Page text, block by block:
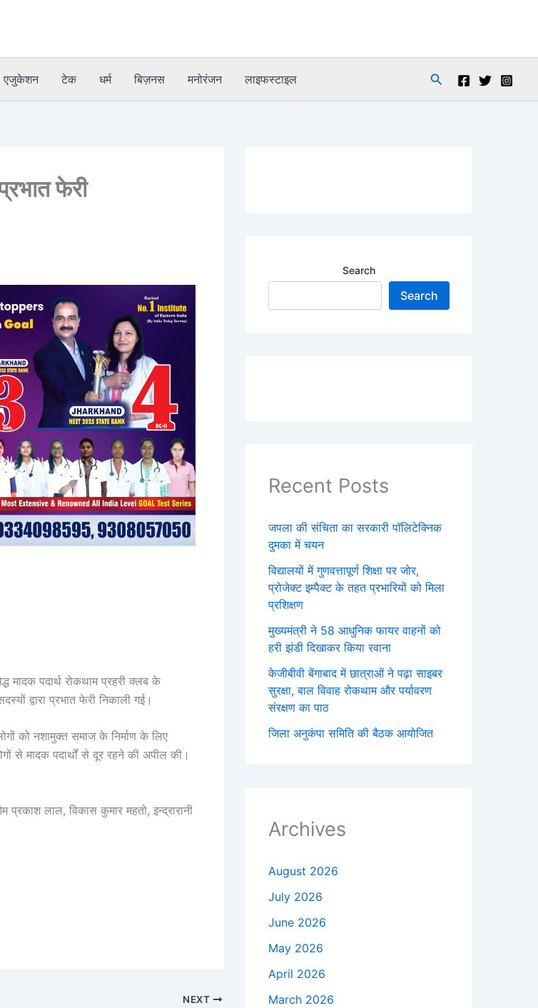
एजुकेशन टेक धर्म बिज़नस मनोरंजन लाइफस्टाइल Search
फेरी
मादक पदार्थ रोकथाम प्रहरी क्लब के
द्वारा प्रभात फेरी निकाली गई।
को नशामुक्त समाज के निर्माण के लिए
से मादक पदार्थों से दूर रहने की अपील की।
प्रकाश लाल, विकास कुमार महतो, इन्द्रारानी
NEXT
Search
Search
Recent Posts
जपला की संचिता का सरकारी पॉलिटेक्निक
दुमका में चयन
विद्यालयों में गुणवत्तापूर्ण शिक्षा पर जोर,
प्रोजेक्ट इम्पैक्ट के तहत प्रभारियों को मिला
प्रशिक्षण
मुख्यमंत्री ने 58 आधुनिक फायर वाहनों को
हरी झंडी दिखाकर किया रवाना
केजीबीवी बेंगाबाद में छात्राओं ने पढ़ा साइबर
सुरक्षा, बाल विवाह रोकथाम और पर्यावरण
संरक्षण का पाठ
जिला अनुकंपा समिति की बैठक आयोजित
Archives
August 2026
July 2026
June 2026
May 2026
April 2026
March 2026